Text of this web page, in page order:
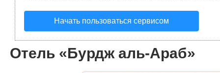
Начать пользоваться сервисом
Отель «Бурдж аль-Араб»